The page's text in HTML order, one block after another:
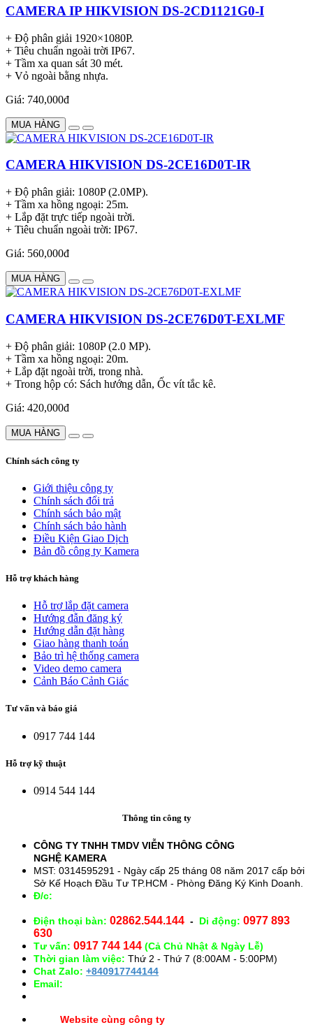
CAMERA IP HIKVISION DS-2CD1121G0-I
+ Độ phân giải 1920×1080P.
+ Tiêu chuẩn ngoài trời IP67.
+ Tầm xa quan sát 30 mét.
+ Vỏ ngoài bằng nhựa.
Giá: 740,000đ
MUA HÀNG
CAMERA HIKVISION DS-2CE16D0T-IR
+ Độ phân giải: 1080P (2.0MP).
+ Tầm xa hồng ngoại: 25m.
+ Lắp đặt trực tiếp ngoài trời.
+ Tiêu chuẩn ngoài trời: IP67.
Giá: 560,000đ
MUA HÀNG
CAMERA HIKVISION DS-2CE76D0T-EXLMF
+ Độ phân giải: 1080P (2.0 MP).
+ Tầm xa hồng ngoại: 20m.
+ Lắp đặt ngoài trời, trong nhà.
+ Trong hộp có: Sách hướng dẫn, Ốc vít tắc kê.
Giá: 420,000đ
MUA HÀNG
Chính sách công ty
Giới thiệu công ty
Chính sách đổi trả
Chính sách bảo mật
Chính sách bảo hành
Điều Kiện Giao Dịch
Bản đồ công ty Kamera
Hỗ trợ khách hàng
Hỗ trợ lắp đặt camera
Hướng đẫn đăng ký
Hướng dẫn đặt hàng
Giao hàng thanh toán
Bảo trì hệ thống camera
Video demo camera
Cảnh Báo Cảnh Giác
Tư vấn và báo giá
0917 744 144
Hỗ trợ kỹ thuật
0914 544 144
Thông tin công ty
CÔNG TY TNHH TMDV VIỄN THÔNG CÔNG
NGHỆ KAMERA
MST: 0314595291 - Ngày cấp 25 tháng 08 năm 2017 cấp bởi
Sở Kế Hoạch Đầu Tư TP.HCM - Phòng Đăng Ký Kinh Doanh.
Đ/c:
Điện thoại bàn: 02862.544.144 - Di động: 0977 893
630
Tư vấn: 0917 744 144 (Cả Chủ Nhật & Ngày Lễ)
Thời gian làm việc: Thứ 2 - Thứ 7 (8:00AM - 5:00PM)
Chat Zalo: +840917744144
Email:
Website cùng công ty